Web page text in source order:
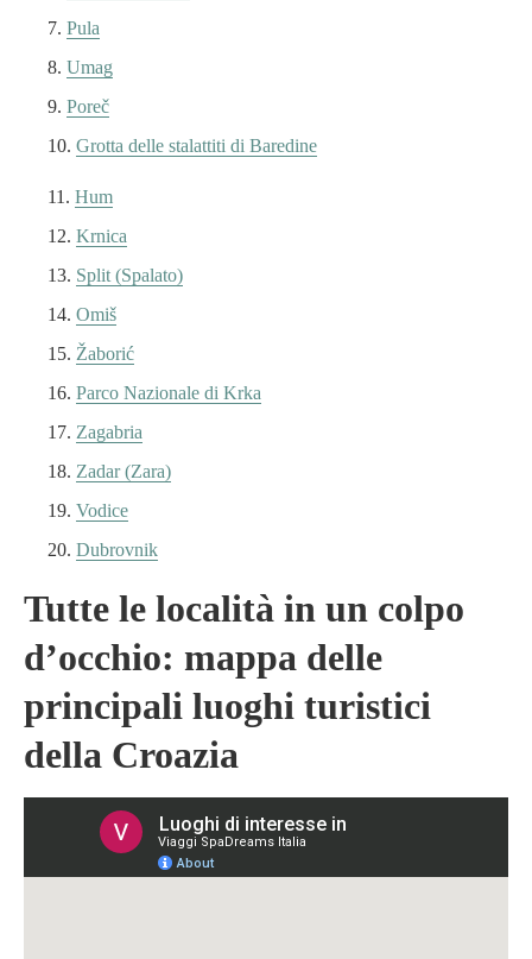
Pula
Umag
Poreč
Grotta delle stalattiti di Baredine
Hum
Krnica
Split (Spalato)
Omiš
Žaborić
Parco Nazionale di Krka
Zagabria
Zadar (Zara)
Vodice
Dubrovnik
Tutte le località in un colpo
d’occhio: mappa delle
principali luoghi turistici
della Croazia